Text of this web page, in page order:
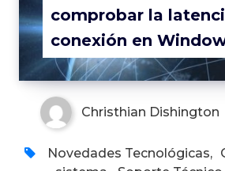
comprobar la
conexión en
Christhian Dishington
Novedades Tecnológicas,